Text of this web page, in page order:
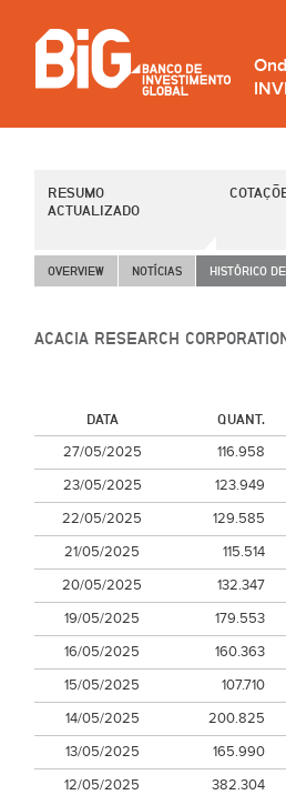
RESUMO
ACTUALIZADO
OVERVIEW NOTÍCIAS HISTÓRICO
ACACIA RESEARCH
DATA QUANT.
27/05/2025
116.958
23/05/2025
123.949
22/05/2025
129.585
21/05/2025
115.514
20/05/2025
132.347
19/05/2025
179.553
16/05/2025
160.363
15/05/2025
107.710
14/05/2025
200.825
13/05/2025
165.990
12/05/2025
382.304